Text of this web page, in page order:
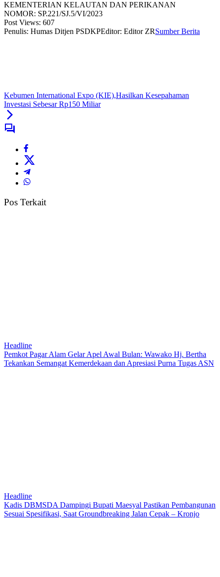
KEMENTERIAN KELAUTAN DAN PERIKANAN
NOMOR: SP.221/SJ.5/VI/2023
Post Views: 607
Penulis: Humas Ditjen PSDKPEditor: Editor ZRSumber Berita
Kebumen International Expo (KIE),Hasilkan Kesepahaman
Investasi Sebesar Rp150 Miliar
Pos Terkait
Headline
Pemkot Pagar Alam Gelar Apel Awal Bulan: Wawako Hj. Bertha
Tekankan Semangat Kemerdekaan dan Apresiasi Purna Tugas ASN
Headline
Kadis DBMSDA Dampingi Bupati Maesyal Pastikan Pembangunan
Sesuai Spesifikasi, Saat Groundbreaking Jalan Cepak – Kronjo